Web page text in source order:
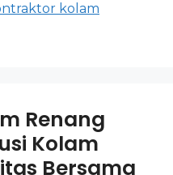
kolam
Renang
Kolam
Bersama